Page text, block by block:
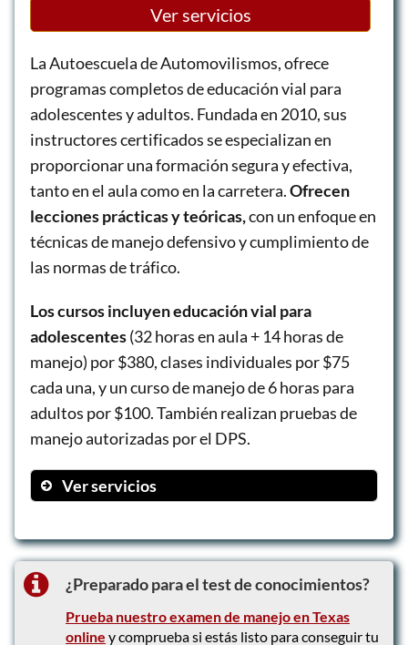
Ver servicios
La Autoescuela de Automovilismos, ofrece
programas completos de educación vial para
adolescentes y adultos. Fundada en 2010, sus
instructores certificados se especializan en
proporcionar una formación segura y efectiva,
tanto en el aula como en la carretera.Ofrecen
lecciones prácticas y teóricas,con un enfoque en
técnicas de manejo defensivo y cumplimiento de
las normas de tráfico.
Los cursos incluyen educación vial para
adolescentes(32 horas en aula + 14 horas de
manejo) por $380, clases individuales por $75
cada una, y un curso de manejo de 6 horas para
adultos por $100. También realizan pruebas de
manejo autorizadas por el DPS.
Ver servicios
horas en aula + 14 horas de manejo)
Clases individuales
Curso de manejo de 6 horas para adultos
Pruebas de manejo autorizadas por el
DPS
¿Preparado para el test de conocimientos?
Prueba nuestro examen de manejo en Texas
online y comprueba si estás listo para conseguir tu